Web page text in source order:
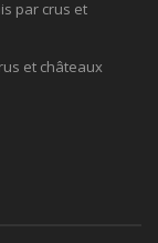
par crus et
et châteaux